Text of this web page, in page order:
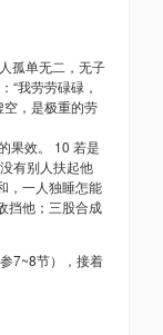
孤单无二，无子
“我劳劳碌碌，
空，是极重的劳
果效。 10 若是
有别人扶起他
，一人独睡怎能
挡他；三股合成
7~8节），接着